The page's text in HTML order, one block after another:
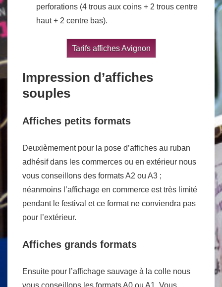
perforations (4 trous aux coins + 2 trous centre
haut + 2 centre bas).
Tarifs affiches Avignon
Impression d’affiches
souples
Affiches petits formats
Deuxièmement pour la pose d’affiches au ruban
adhésif dans les commerces ou en extérieur nous
vous conseillons des formats A2 ou A3 ;
néanmoins l’affichage en commerce est très limité
pendant le festival et ce format ne conviendra pas
pour l’extérieur.
Affiches grands formats
Ensuite pour l’affichage sauvage à la colle nous
vous conseillons les formats A0 ou A1. Vous